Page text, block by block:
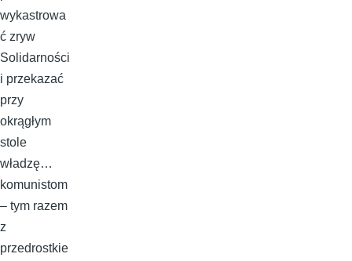
wykastrowa
ć zryw
Solidarności
i przekazać
przy
okrągłym
stole
władzę…
komunistom
– tym razem
z
przedrostkie